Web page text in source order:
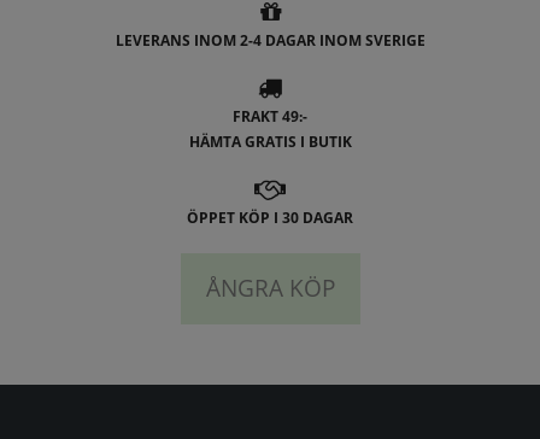
LEVERANS INOM 2-4 DAGAR INOM SVERIGE
FRAKT 49:-
HÄMTA GRATIS I BUTIK
ÖPPET KÖP I 30 DAGAR
ÅNGRA KÖP